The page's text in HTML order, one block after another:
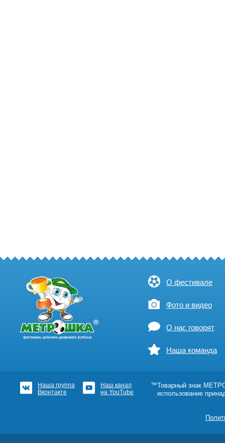
О фестивале
Фото и видео
О нас говорят
Наша команда
Наша группа
Вконтакте
Наш канал
на YouTube
™Товарный знак
использование